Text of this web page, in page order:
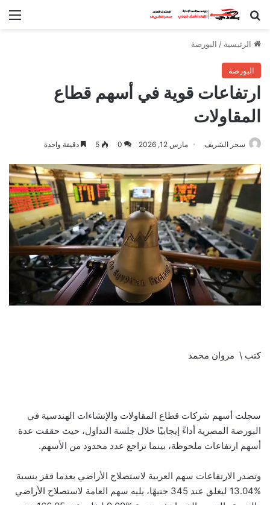
بحث عن
الرئيسية / البورصة
البورصة
ارتفاعات قوية في أسهم قطاع
المقاولات
سحر الشريف مارس 12, 2026 0
5 دقيقة واحدة
كتب \ مروان محمد
سجلت أسهم شركات قطاع المقاولات والإنشاءات الهندسية في
البورصة المصرية أداءً إيجابيًا خلال جلسة التداول، حيث حققت عدة
أسهم ارتفاعات ملحوظة، بينما تراجع عدد محدود من الأسهم.
وتصدر الارتفاعات سهم العربية لاستصلاح الأراضي بعدما قفز بنسبة
‎13.04%‎ ليغلق عند ‎345 جنيهًا، يليه سهم العامة لاستصلاح الأراضي